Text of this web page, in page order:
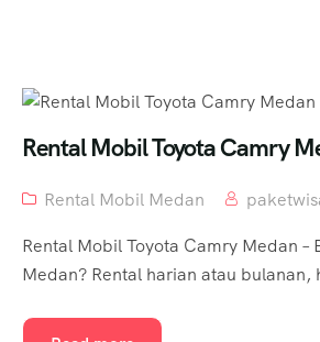
Rental Mobil Toyota Camry
Rental Mobil Medan
Rental Mobil Toyota Camry Medan –
Medan? Rental harian atau bulanan,